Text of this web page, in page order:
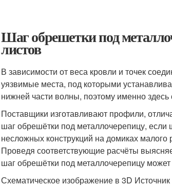
Шаг обрешетки под
листов
В зависимости от веса кровли и точек
уязвимые места, под которыми
нижней части волны, поэтому именно здесь
Поставщики изготавливают профили,
шаг обрешётки под металлочерепицу,
несложных конструкций на домиках
Проведя соответствующие расчёты
шаг обрешётки под металлочерепицу
Схематическое изображение в 3D